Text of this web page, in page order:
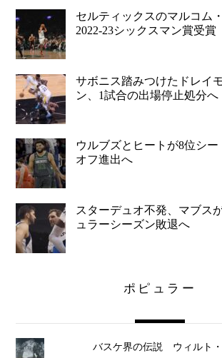
セルティックスのマルコム
2022-23シックスマン賞受賞
サボニス踏みつけたドレイ
ン、1試合の出場停止処分へ
ウルブズとヒートが8位シー
オフ進出へ
スターデュオ不発、マブス
ュラーシーズン敗退へ
ポピュラー
バスケ界の伝説 ウィルト